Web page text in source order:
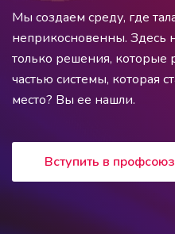
Мы создаем среду, где
неприкосновенны. Здесь
только решения, которые
частью системы, которая
место? Вы ее нашли.
Вступить в профсоюз